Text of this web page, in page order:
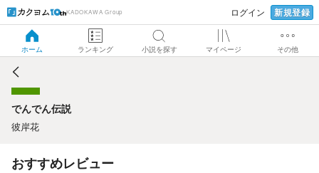
KADOKAWA Group ログイン 新規登録
ホーム ランキング 小説を探す マイページ その他
でんでん伝説
でんでん伝説
彼岸花
おすすめレビュー